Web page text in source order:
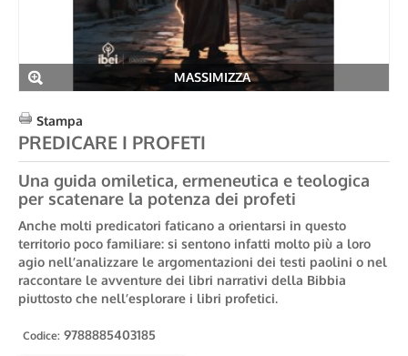
MASSIMIZZA
Stampa
PREDICARE I PROFETI
Una guida omiletica, ermeneutica e teologica
per scatenare la potenza dei profeti
Anche molti predicatori faticano a orientarsi in questo
territorio poco familiare: si sentono infatti molto più a loro
agio nell’analizzare le argomentazioni dei testi paolini o nel
raccontare le avventure dei libri narrativi della Bibbia
piuttosto che nell’esplorare i libri profetici.
Codice: 9788885403185